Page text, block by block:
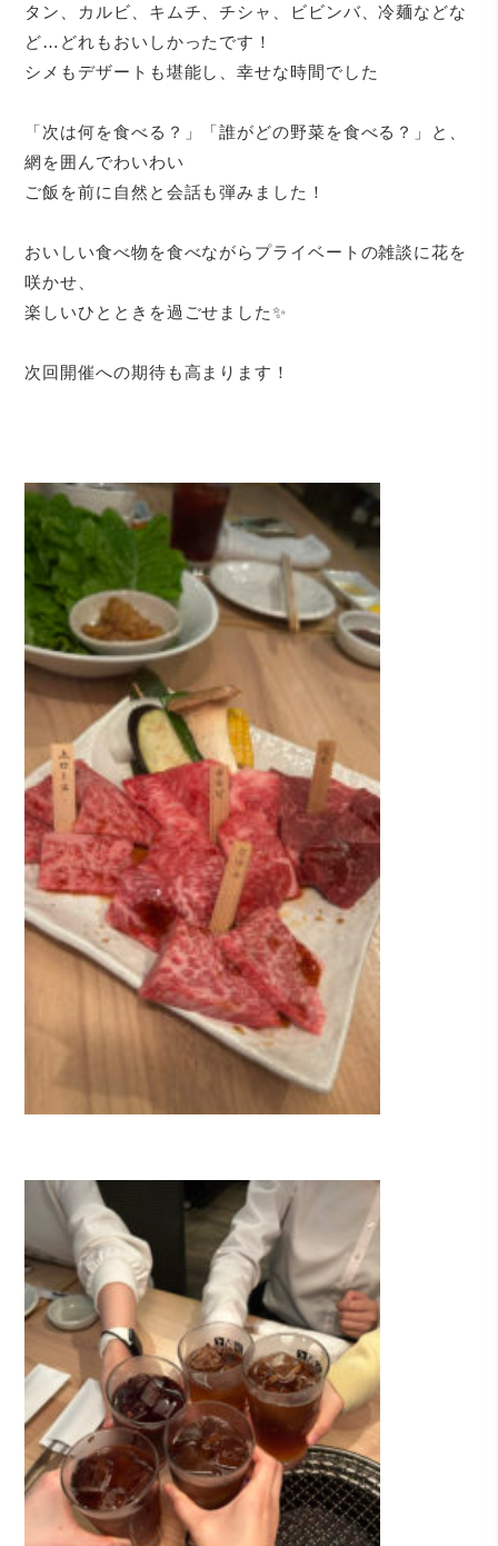
タン、カルビ、キムチ、チシャ、ビビンバ、冷麺などな
ど…どれもおいしかったです！
シメもデザートも堪能し、幸せな時間でした
「次は何を食べる？」「誰がどの野菜を食べる？」と、
網を囲んでわいわい
ご飯を前に自然と会話も弾みました！
おいしい食べ物を食べながらプライベートの雑談に花を
咲かせ、
楽しいひとときを過ごせました✨
次回開催への期待も高まります！